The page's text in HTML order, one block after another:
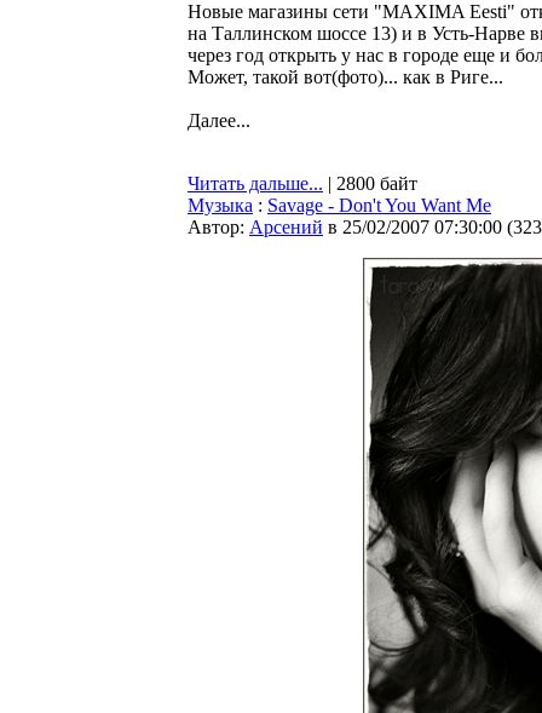
Новые магазины сети "MAXIMA Eesti"
на Таллинском шоссе 13) и в Усть-Нарве
через год открыть у нас в городе еще и
Может, такой вот(фото)... как в Риге...
Далее...
Читать дальше... | 2800 байт
Музыка : Savage - Don't You Want Me
Автор: Арсений в 25/02/2007 07:30:00 (